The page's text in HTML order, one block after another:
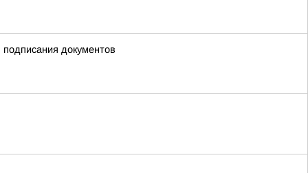
документов